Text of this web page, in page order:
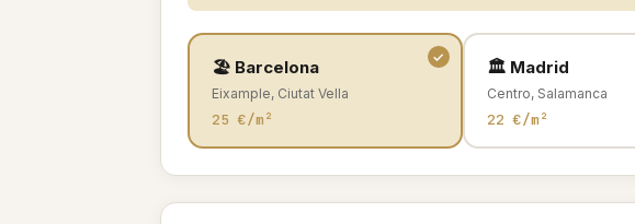
🏖️ Barcelona
Eixample, Ciutat Vella
25 €/m²
🏛️ Madrid
Centro, Salamanca
22 €/m²